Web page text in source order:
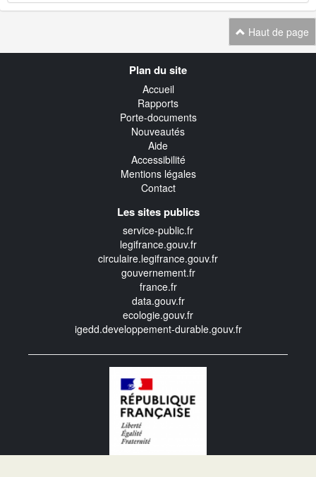
Haut de page
Plan du site
Accueil
Rapports
Porte-documents
Nouveautés
Aide
Accessibilité
Mentions légales
Contact
Les sites publics
service-public.fr
legifrance.gouv.fr
circulaire.legifrance.gouv.fr
gouvernement.fr
france.fr
data.gouv.fr
ecologie.gouv.fr
igedd.developpement-durable.gouv.fr